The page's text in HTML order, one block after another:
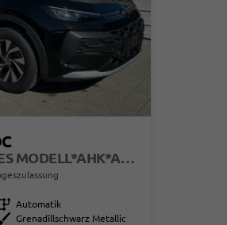
LIFE 1.5 ETSI DSG NEUES MODELL*AHK*ANDROID AUTO*SHZ*ACC*KAMERA*5J GARANTIE*KLIMAAUTO*
Getriebe Automatik
Außenfarbe
Grenadillschwarz Metallic